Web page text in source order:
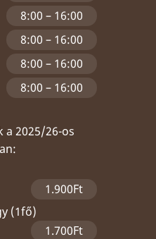
8:00 – 16:00
8:00 – 16:00
8:00 – 16:00
8:00 – 16:00
a 2025/26-os
1.900Ft
(1fő)
1.700Ft